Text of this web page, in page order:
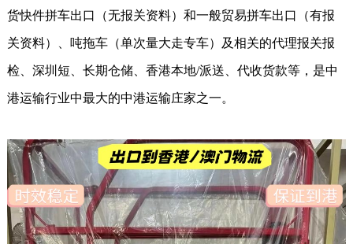
货快件拼车出口（无报关资料）和一般贸易拼车出口（有报
关资料）、吨拖车（单次量大走专车）及相关的代理报关报
检、深圳短、长期仓储、香港本地/派送、代收货款等，是中
港运输行业中最大的中港运输庄家之一。